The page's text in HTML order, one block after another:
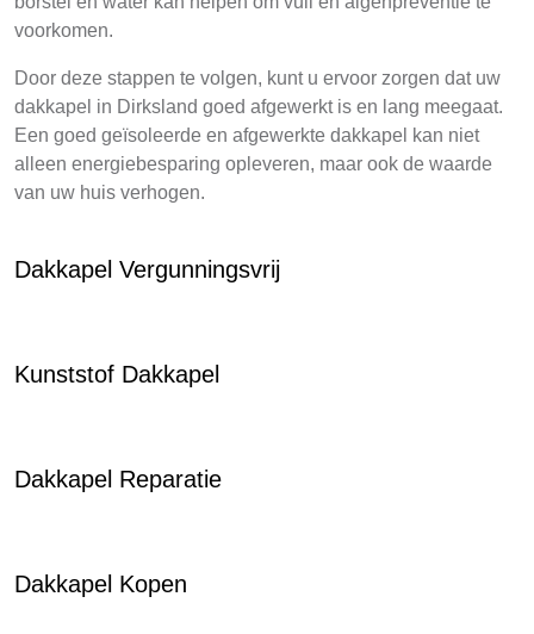
voorkomen.
Door deze stappen te volgen, kunt u ervoor zorgen dat uw
dakkapel in Dirksland goed afgewerkt is en lang meegaat.
Een goed geïsoleerde en afgewerkte dakkapel kan niet
alleen energiebesparing opleveren, maar ook de waarde
van uw huis verhogen.
Dakkapel Vergunningsvrij
Kunststof Dakkapel
Dakkapel Reparatie
Dakkapel Kopen